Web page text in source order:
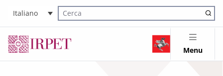
Italiano
Cerca nel sito
Menu